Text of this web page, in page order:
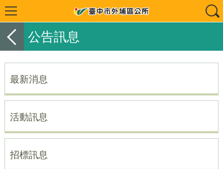
公告訊息
最新消息
活動訊息
招標訊息